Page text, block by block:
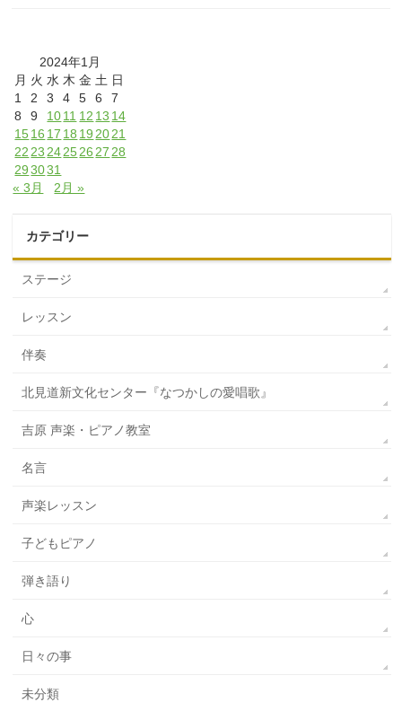
2024年1月
月 火 水 木 金 土 日
1
2 3 4 5 6
7
8
9 1011 12 13 14
1516 17 18 19 2021
22 23 242526 27 28
29 3031
« 3月
2月 »
カテゴリー
ステージ
レッスン
伴奏
北見道新文化センター『なつかしの愛唱歌』
吉原 声楽・ピアノ教室
名言
声楽レッスン
子どもピアノ
弾き語り
心
日々の事
未分類